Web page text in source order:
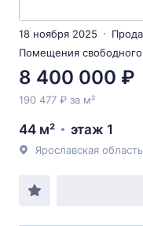
18 ноября 2025
Помещения свободного
8 400 000 ₽
190 477 ₽ за м²
44 м² этаж 1
Ярославская область